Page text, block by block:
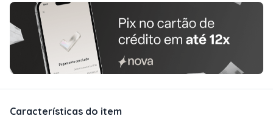
Características do item